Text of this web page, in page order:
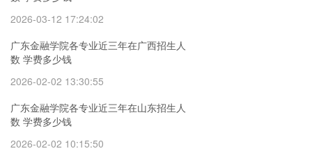
2026-03-12 17:24:02
广东金融学院各专业近三年在广西招生人
数 学费多少钱
2026-02-02 13:30:55
广东金融学院各专业近三年在山东招生人
数 学费多少钱
2026-02-02 10:15:50